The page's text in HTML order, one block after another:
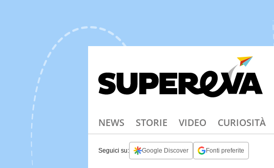
NEWS STORIE VIDEO CURIOSITÀ
Seguici su: Google Discover Fonti preferite